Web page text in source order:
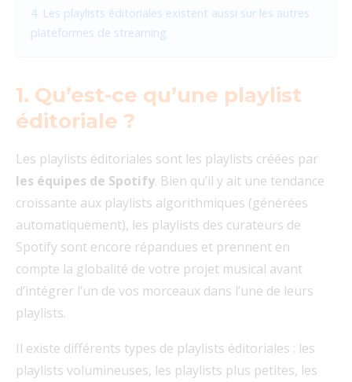
4. Les playlists éditoriales existent aussi sur les autres
plateformes de streaming
1. Qu’est-ce qu’une playlist
éditoriale ?
Les playlists éditoriales sont les playlists créées par
les équipes de Spotify. Bien qu’il y ait une tendance
croissante aux playlists algorithmiques (générées
automatiquement), les playlists des curateurs de
Spotify sont encore répandues et prennent en
compte la globalité de votre projet musical avant
d’intégrer l’un de vos morceaux dans l’une de leurs
playlists.
Il existe différents types de playlists éditoriales : les
playlists volumineuses, les playlists plus petites, les